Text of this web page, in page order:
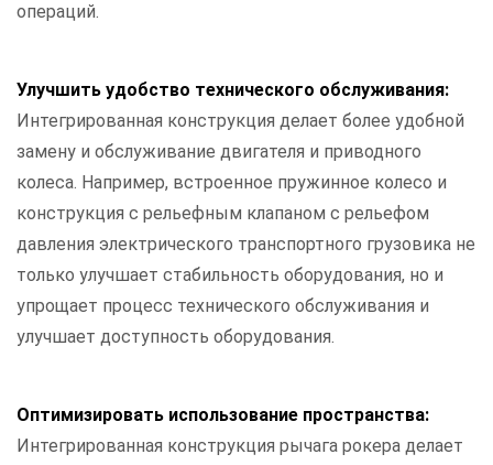
операций.
Улучшить удобство технического обслуживания:
Интегрированная конструкция делает более удобной
замену и обслуживание двигателя и приводного
колеса. Например, встроенное пружинное колесо и
конструкция с рельефным клапаном с рельефом
давления электрического транспортного грузовика не
только улучшает стабильность оборудования, но и
упрощает процесс технического обслуживания и
улучшает доступность оборудования.
Оптимизировать использование пространства:
Интегрированная конструкция рычага рокера делает